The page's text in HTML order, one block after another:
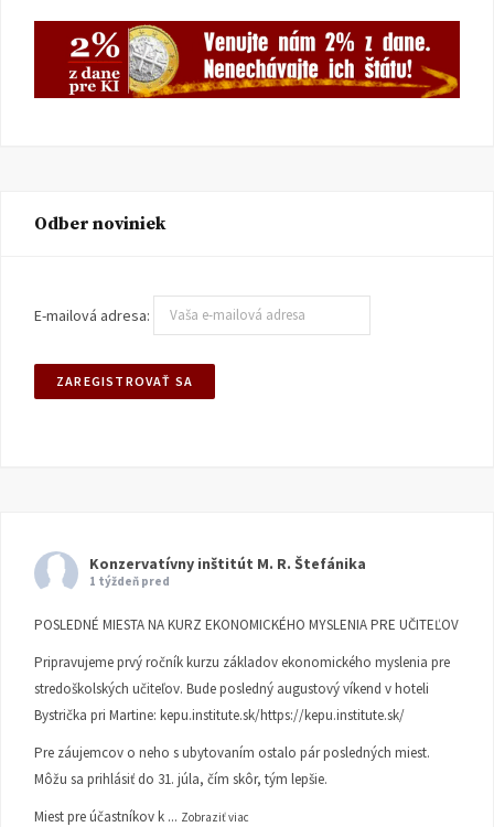
Odber noviniek
E-mailová adresa:
Konzervatívny inštitút M. R. Štefánika
1 týždeň pred
POSLEDNÉ MIESTA NA KURZ EKONOMICKÉHO MYSLENIA PRE UČITEĽOV
Pripravujeme prvý ročník kurzu základov ekonomického myslenia pre
stredoškolských učiteľov. Bude posledný augustový víkend v hoteli
Bystrička pri Martine: kepu.institute.sk/https://kepu.institute.sk/
Pre záujemcov o neho s ubytovaním ostalo pár posledných miest.
Môžu sa prihlásiť do 31. júla, čím skôr, tým lepšie.
Miest pre účastníkov k ... Zobraziť viac